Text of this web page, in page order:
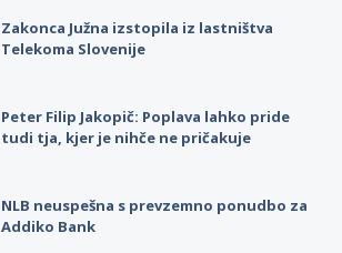
Zakonca Južna izstopila iz lastništva
Telekoma Slovenije
Peter Filip Jakopič: Poplava lahko pride
tudi tja, kjer je nihče ne pričakuje
NLB neuspešna s prevzemno ponudbo za
Addiko Bank